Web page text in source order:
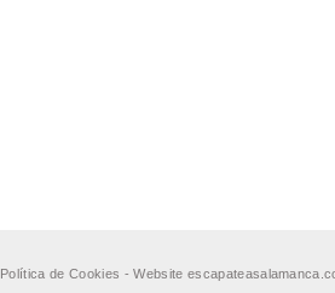
Política de Cookies - Website